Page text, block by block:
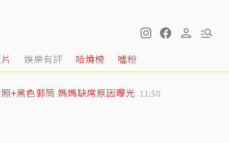
娛樂有評 哈燒榜 噓粉
+黑色郵筒 媽媽缺席原因曝光 11:50